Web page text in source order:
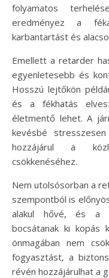
folyamatos
eredményez a
karbantartást és
Emellett a retarder
egyenletesebb és
Hosszú lejtőkön
és a fékhatás
életmentő lehet. A
kevésbé
hozzájárul a
csökkenéséhez.
Nem utolsósorban a
szempontból is
alakul hővé, és a
bocsátanak ki kopás
önmagában nem
fogyasztást, a
révén hozzájárulhat a